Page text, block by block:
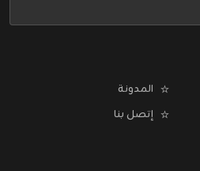
المدونة
إتصل بنا